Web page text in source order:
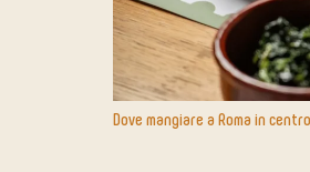
Dove mangiare a Roma in